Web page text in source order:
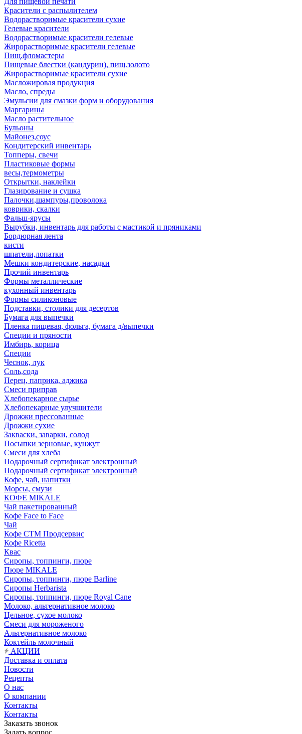
Красители с распылителем
Водорастворимые красители сухие
Гелевые красители
Водорастворимые красители гелевые
Жирорастворимые красители гелевые
Пищ.фломастеры
Пищевые блестки (кандурин), пищ.золото
Жирорастворимые красители сухие
Масложировая продукция
Масло, спреды
Эмульсии для смазки форм и оборудования
Маргарины
Масло растительное
Бульоны
Майонез,соус
Кондитерский инвентарь
Топперы, свечи
Пластиковые формы
весы,термометры
Открытки, наклейки
Глазирование и сушка
Палочки,шампуры,проволока
коврики, скалки
Фальш-ярусы
Вырубки, инвентарь для работы с мастикой и пряниками
Бордюрная лента
кисти
шпатели,лопатки
Мешки кондитерские, насадки
Прочий инвентарь
Формы металлические
кухонный инвентарь
Формы силиконовые
Подставки, столики для десертов
Бумага для выпечки
Пленка пищевая, фольга, бумага д/выпечки
Специи и пряности
Имбирь, корица
Специи
Чеснок, лук
Соль,сода
Перец, паприка, аджика
Смеси приправ
Хлебопекарное сырье
Хлебопекарные улучшители
Дрожжи прессованные
Дрожжи сухие
Закваски, заварки, солод
Посыпки зерновые, кунжут
Смеси для хлеба
Подарочный сертификат электронный
Подарочный сертификат электронный
Кофе, чай, напитки
Морсы, смузи
КОФЕ MIKALE
Чай пакетированный
Кофе Face to Face
Чай
Кофе СТМ Продсервис
Кофе Ricetta
Квас
Сиропы, топпинги, пюре
Пюре MIKALE
Сиропы, топпинги, пюре Barline
Сиропы Herbarista
Сиропы, топпинги, пюре Royal Cane
Молоко, альтернативное молоко
Цельное, сухое молоко
Смеси для мороженого
Альтернативное молоко
Коктейль молочный
АКЦИИ
Доставка и оплата
Новости
Рецепты
О нас
О компании
Контакты
Контакты
Заказать звонок
Задать вопрос